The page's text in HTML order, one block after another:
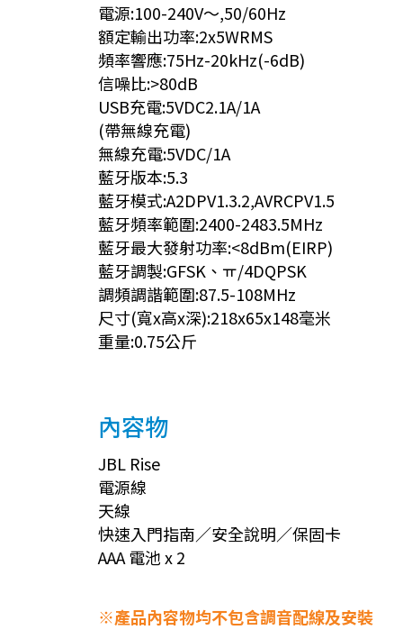
電源:100-240V〜,50/60Hz
額定輸出功率:2x5WRMS
頻率響應:75Hz-20kHz(-6dB)
信噪比:>80dB
USB充電:5VDC2.1A/1A
(帶無線充電)
無線充電:5VDC/1A
藍牙版本:5.3
藍牙模式:A2DPV1.3.2,AVRCPV1.5
藍牙頻率範圍:2400-2483.5MHz
藍牙最大發射功率:<8dBm(EIRP)
藍牙調製:GFSK、ㅠ/4DQPSK
調頻調諧範圍:87.5-108MHz
尺寸(寬x高x深):218x65x148毫米
重量:0.75公斤
內容物
JBL Rise
電源線
天線
快速入門指南／安全說明／保固卡
AAA 電池 x 2
※產品內容物均不包含調音配線及安裝